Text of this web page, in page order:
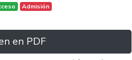
Admisión
en PDF